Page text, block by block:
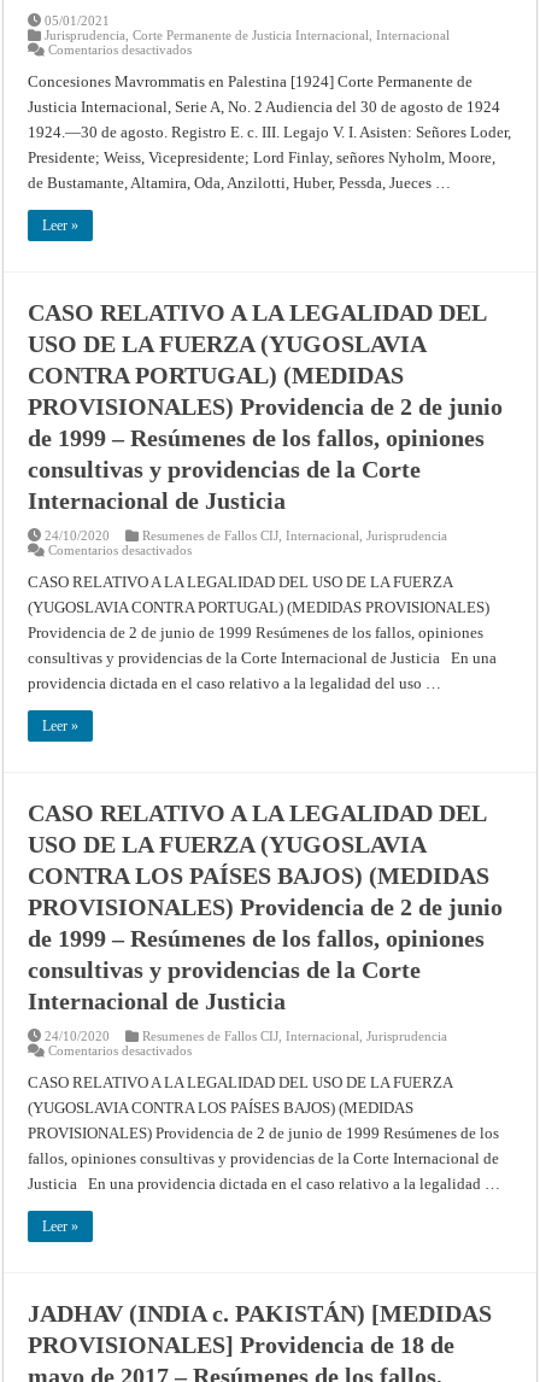
ÁRABE
LIBIA
EL
UNIDO)
PROVISIONALES)
Providencia
de
de
Justicia
05/01/2021
Jurisprudencia ,Corte Permanente de Justicia Internacional ,Internacional
Comentarios desactivadosen
Mavrommatis
en
Palestina
Corte
Permanente
de
Justicia
Internacional,
Concesiones Mavrommatis en Palestina [1924] Corte Permanente de
Justicia Internacional, Serie A, No. 2 Audiencia del 30 de agosto de 1924
1924.—30 de agosto. Registro E. c. III. Legajo V. I. Asisten: Señores Loder,
Presidente; Weiss, Vicepresidente; Lord Finlay, señores Nyholm, Moore,
de Bustamante, Altamira, Oda, Anzilotti, Huber, Pessda, Jueces …
Leer »
CASO RELATIVO A LA LEGALIDAD DEL
USO DE LA FUERZA (YUGOSLAVIA
CONTRA PORTUGAL) (MEDIDAS
PROVISIONALES) Providencia de 2 de junio
de 1999 – Resúmenes de los fallos, opiniones
consultivas y providencias de la Corte
Internacional de Justicia
24/10/2020 Resumenes de Fallos CIJ ,Internacional ,Jurisprudencia
Comentarios desactivadosen
RELATIVO
A
LA
DEL
USO
DE
LA
FUERZA
2
de
junio
de
1999
–
Resúmenes
de
fallos,
consultivas
y
providencias
de
Corte
Internacional
Justicia
CASO RELATIVO A LA LEGALIDAD DEL USO DE LA FUERZA
(YUGOSLAVIA CONTRA PORTUGAL) (MEDIDAS PROVISIONALES)
Providencia de 2 de junio de 1999 Resúmenes de los fallos, opiniones
consultivas y providencias de la Corte Internacional de Justicia En una
providencia dictada en el caso relativo a la legalidad del uso …
Leer »
CASO RELATIVO A LA LEGALIDAD DEL
USO DE LA FUERZA (YUGOSLAVIA
CONTRA LOS PAÍSES BAJOS) (MEDIDAS
PROVISIONALES) Providencia de 2 de junio
de 1999 – Resúmenes de los fallos, opiniones
consultivas y providencias de la Corte
Internacional de Justicia
24/10/2020 Resumenes de Fallos CIJ ,Internacional ,Jurisprudencia
Comentarios desactivadosen
RELATIVO
A
LA
DEL
DE
LA
FUERZA
Providencia
de
2
de
junio
CASO RELATIVO A LA LEGALIDAD DEL USO DE LA FUERZA
(YUGOSLAVIA CONTRA LOS PAÍSES BAJOS) (MEDIDAS
PROVISIONALES) Providencia de 2 de junio de 1999 Resúmenes de los
fallos, opiniones consultivas y providencias de la Corte Internacional de
Justicia En una providencia dictada en el caso relativo a la legalidad …
Leer »
JADHAV (INDIA c. PAKISTÁN) [MEDIDAS
PROVISIONALES] Providencia de 18 de
mayo de 2017 – Resúmenes de los fallos,